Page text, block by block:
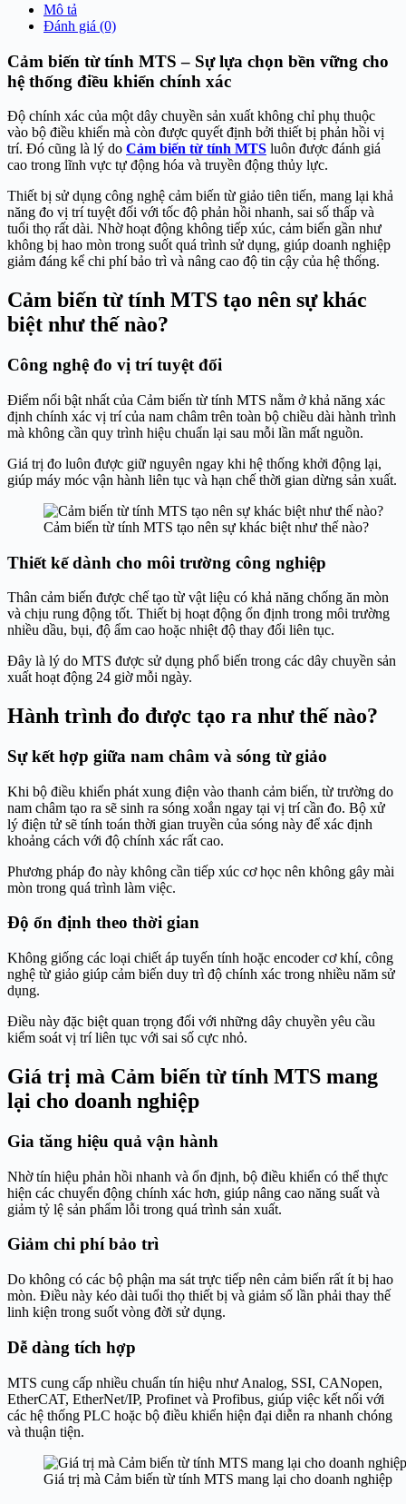
Mô tả
Đánh giá (0)
Cảm biến từ tính MTS – Sự lựa chọn bền vững cho
hệ thống điều khiển chính xác
Độ chính xác của một dây chuyền sản xuất không chỉ phụ thuộc
vào bộ điều khiển mà còn được quyết định bởi thiết bị phản hồi vị
trí. Đó cũng là lý do Cảm biến từ tính MTS luôn được đánh giá
cao trong lĩnh vực tự động hóa và truyền động thủy lực.
Thiết bị sử dụng công nghệ cảm biến từ giảo tiên tiến, mang lại khả
năng đo vị trí tuyệt đối với tốc độ phản hồi nhanh, sai số thấp và
tuổi thọ rất dài. Nhờ hoạt động không tiếp xúc, cảm biến gần như
không bị hao mòn trong suốt quá trình sử dụng, giúp doanh nghiệp
giảm đáng kể chi phí bảo trì và nâng cao độ tin cậy của hệ thống.
Cảm biến từ tính MTS tạo nên sự khác
biệt như thế nào?
Công nghệ đo vị trí tuyệt đối
Điểm nổi bật nhất của Cảm biến từ tính MTS nằm ở khả năng xác
định chính xác vị trí của nam châm trên toàn bộ chiều dài hành trình
mà không cần quy trình hiệu chuẩn lại sau mỗi lần mất nguồn.
Giá trị đo luôn được giữ nguyên ngay khi hệ thống khởi động lại,
giúp máy móc vận hành liên tục và hạn chế thời gian dừng sản xuất.
Cảm biến từ tính MTS tạo nên sự khác biệt như thế nào?
Thiết kế dành cho môi trường công nghiệp
Thân cảm biến được chế tạo từ vật liệu có khả năng chống ăn mòn
và chịu rung động tốt. Thiết bị hoạt động ổn định trong môi trường
nhiều dầu, bụi, độ ẩm cao hoặc nhiệt độ thay đổi liên tục.
Đây là lý do MTS được sử dụng phổ biến trong các dây chuyền sản
xuất hoạt động 24 giờ mỗi ngày.
Hành trình đo được tạo ra như thế nào?
Sự kết hợp giữa nam châm và sóng từ giảo
Khi bộ điều khiển phát xung điện vào thanh cảm biến, từ trường do
nam châm tạo ra sẽ sinh ra sóng xoắn ngay tại vị trí cần đo. Bộ xử
lý điện tử sẽ tính toán thời gian truyền của sóng này để xác định
khoảng cách với độ chính xác rất cao.
Phương pháp đo này không cần tiếp xúc cơ học nên không gây mài
mòn trong quá trình làm việc.
Độ ổn định theo thời gian
Không giống các loại chiết áp tuyến tính hoặc encoder cơ khí, công
nghệ từ giảo giúp cảm biến duy trì độ chính xác trong nhiều năm sử
dụng.
Điều này đặc biệt quan trọng đối với những dây chuyền yêu cầu
kiểm soát vị trí liên tục với sai số cực nhỏ.
Giá trị mà Cảm biến từ tính MTS mang
lại cho doanh nghiệp
Gia tăng hiệu quả vận hành
Nhờ tín hiệu phản hồi nhanh và ổn định, bộ điều khiển có thể thực
hiện các chuyển động chính xác hơn, giúp nâng cao năng suất và
giảm tỷ lệ sản phẩm lỗi trong quá trình sản xuất.
Giảm chi phí bảo trì
Do không có các bộ phận ma sát trực tiếp nên cảm biến rất ít bị hao
mòn. Điều này kéo dài tuổi thọ thiết bị và giảm số lần phải thay thế
linh kiện trong suốt vòng đời sử dụng.
Dễ dàng tích hợp
MTS cung cấp nhiều chuẩn tín hiệu như Analog, SSI, CANopen,
EtherCAT, EtherNet/IP, Profinet và Profibus, giúp việc kết nối với
các hệ thống PLC hoặc bộ điều khiển hiện đại diễn ra nhanh chóng
và thuận tiện.
Giá trị mà Cảm biến từ tính MTS mang lại cho doanh nghiệp